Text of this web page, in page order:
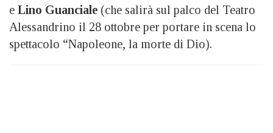
e Lino Guanciale (che salirà sul palco del Teatro
Alessandrino il 28 ottobre per portare in scena lo
spettacolo “Napoleone, la morte di Dio).